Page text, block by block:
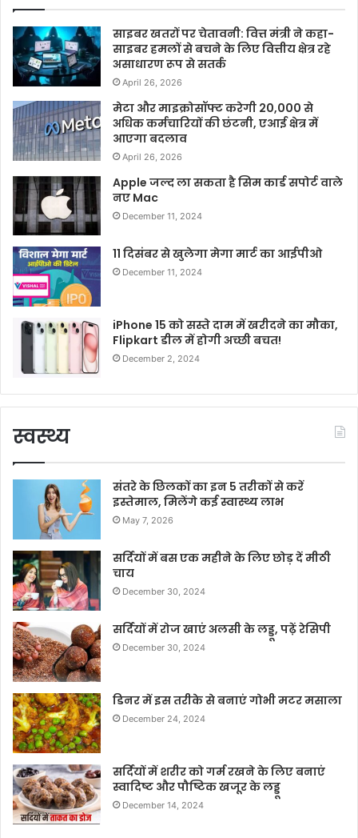
साइबर खतरों पर चेतावनी: वित्त मंत्री ने कहा-
साइबर हमलों से बचने के लिए वित्तीय क्षेत्र रहे
असाधारण रूप से सतर्क
April 26, 2026
मेटा और माइक्रोसॉफ्ट करेगी 20,000 से
अधिक कर्मचारियों की छंटनी, एआई क्षेत्र में
आएगा बदलाव
April 26, 2026
Apple जल्द ला सकता है सिम कार्ड सपोर्ट वाले
नए Mac
December 11, 2024
11 दिसंबर से खुलेगा मेगा मार्ट का आईपीओ
December 11, 2024
iPhone 15 को सस्ते दाम में खरीदने का मौका,
Flipkart डील में होगी अच्छी बचत!
December 2, 2024
स्वस्थ्य
संतरे के छिलकों का इन 5 तरीकों से करें
इस्तेमाल, मिलेंगे कई स्वास्थ्य लाभ
May 7, 2026
सर्दियों में बस एक महीने के लिए छोड़ दें मीठी
चाय
December 30, 2024
सर्दियों में रोज खाएं अलसी के लड्डू, पढ़ें रेसिपी
December 30, 2024
डिनर में इस तरीके से बनाएं गोभी मटर मसाला
December 24, 2024
सर्दियों में शरीर को गर्म रखने के लिए बनाएं
स्वादिष्ट और पौष्टिक खजूर के लड्डू
December 14, 2024